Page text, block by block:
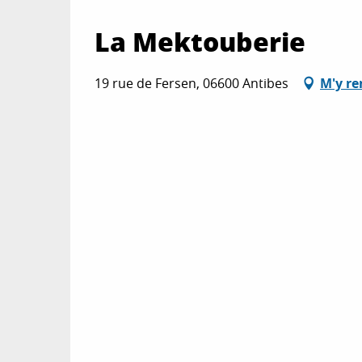
La Mektouberie
19 rue de Fersen, 06600 Antibes M'y